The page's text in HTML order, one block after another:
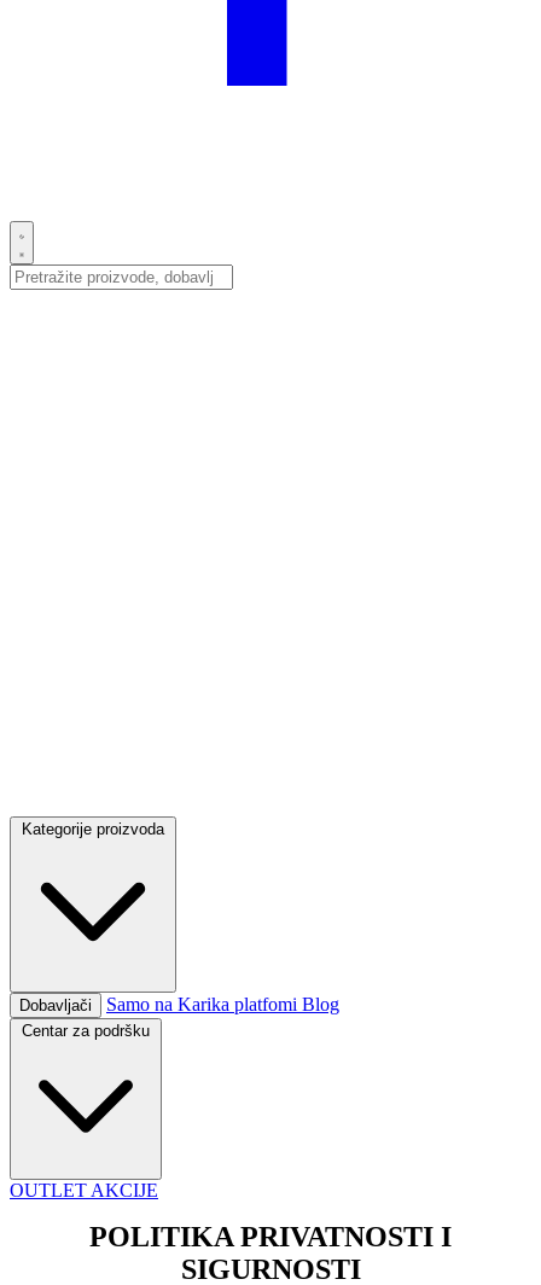
Kategorije proizvoda
Dobavljači Samo na Karika platfomi Blog
Centar za podršku
OUTLET AKCIJE
POLITIKA PRIVATNOSTI I
SIGURNOSTI